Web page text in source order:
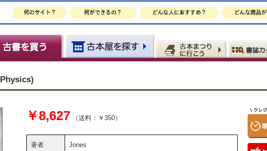
￥8,627 （送料：￥350）
著者 Jones